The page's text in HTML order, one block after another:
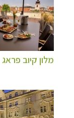
מלון קיוב פראג